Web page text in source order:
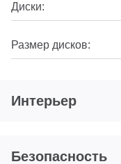
Диски:
Размер дисков:
Интерьер
Безопасность